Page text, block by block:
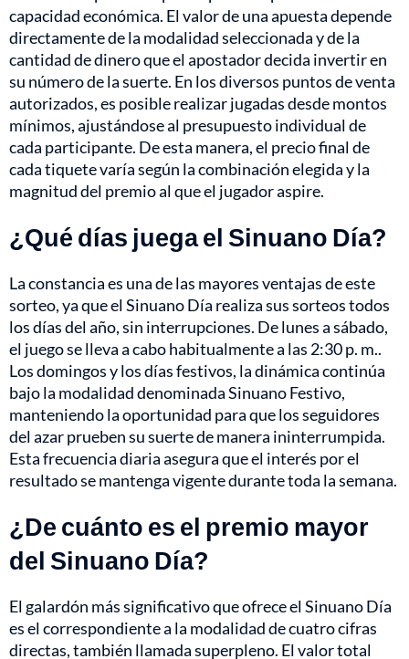
capacidad económica. El valor de una apuesta depende
directamente de la modalidad seleccionada y de la
cantidad de dinero que el apostador decida invertir en
su número de la suerte. En los diversos puntos de venta
autorizados, es posible realizar jugadas desde montos
mínimos, ajustándose al presupuesto individual de
cada participante. De esta manera, el precio final de
cada tiquete varía según la combinación elegida y la
magnitud del premio al que el jugador aspire.
¿Qué días juega el Sinuano Día?
La constancia es una de las mayores ventajas de este
sorteo, ya que el Sinuano Día realiza sus sorteos todos
los días del año, sin interrupciones. De lunes a sábado,
el juego se lleva a cabo habitualmente a las 2:30 p. m..
Los domingos y los días festivos, la dinámica continúa
bajo la modalidad denominada Sinuano Festivo,
manteniendo la oportunidad para que los seguidores
del azar prueben su suerte de manera ininterrumpida.
Esta frecuencia diaria asegura que el interés por el
resultado se mantenga vigente durante toda la semana.
¿De cuánto es el premio mayor
del Sinuano Día?
El galardón más significativo que ofrece el Sinuano Día
es el correspondiente a la modalidad de cuatro cifras
directas, también llamada superpleno. El valor total